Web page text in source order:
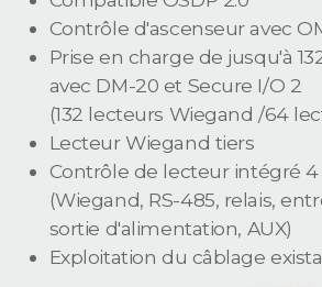
Contrôle d'ascenseur avec
Prise en charge de jusqu'à
avec DM-20 et Secure I/O 2
(132 lecteurs Wiegand /64
Lecteur Wiegand tiers
Contrôle de lecteur intégré 4
(Wiegand, RS-485, relais,
sortie d'alimentation, AUX)
Exploitation du câblage